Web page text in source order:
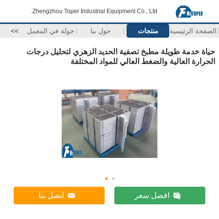
Zhengzhou Toper Industrial Equipment Co., Ltd.
الصفحة الرئيسية منتجات حول بنا جولة في المعمل >>
حياة خدمة طويلة مطبخ تصفية الحديد الزهري لتحليل درجات
الحرارة العالية والضغط العالي للمواد المختلفة
افضل سعر اتصل بنا